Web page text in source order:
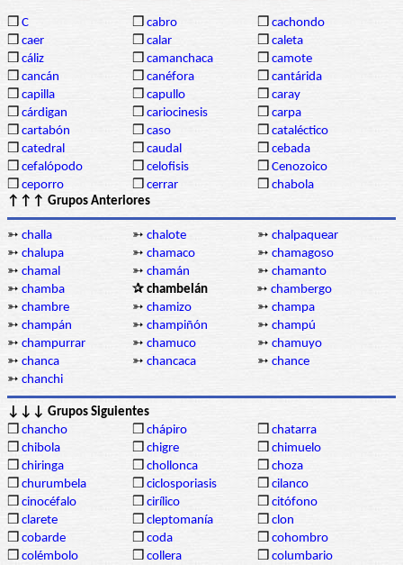
❒ C ❒ cabro ❒ cachondo
❒ caer ❒ calar ❒ caleta
❒ cáliz ❒ camanchaca ❒ camote
❒ cancán ❒ canéfora ❒ cantárida
❒ capilla ❒ capullo ❒ caray
❒ cárdigan ❒ cariocinesis ❒ carpa
❒ cartabón ❒ caso ❒ cataléctico
❒ catedral ❒ caudal ❒ cebada
❒ cefalópodo ❒ celofisis ❒ Cenozoico
❒ ceporro ❒ cerrar ❒ chabola
↑↑↑ Grupos Anteriores
➳ challa ➳ chalote ➳ chalpaquear
➳ chalupa ➳ chamaco ➳ chamagoso
➳ chamal ➳ chamán ➳ chamanto
➳ chamba ✰ chambelán ➳ chambergo
➳ chambre ➳ chamizo ➳ champa
➳ champán ➳ champiñón ➳ champú
➳ champurrar ➳ chamuco ➳ chamuyo
➳ chanca ➳ chancaca ➳ chance
➳ chanchi
↓↓↓ Grupos Siguientes
❒ chancho ❒ chápiro ❒ chatarra
❒ chibola ❒ chigre ❒ chimuelo
❒ chiringa ❒ chollonca ❒ choza
❒ churumbela ❒ ciclosporiasis ❒ cilanco
❒ cinocéfalo ❒ cirílico ❒ citófono
❒ clarete ❒ cleptomanía ❒ clon
❒ cobarde ❒ coda ❒ cohombro
❒ colémbolo ❒ collera ❒ columbario